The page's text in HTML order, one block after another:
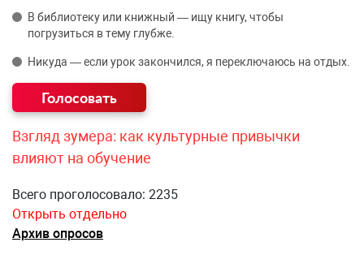
В библиотеку или книжный — ищу книгу, чтобы
погрузиться в тему глубже.
Никуда — если урок закончился, я переключаюсь на отдых.
Взгляд зумера: как культурные привычки
влияют на обучение
Всего проголосовало: 2235
Открыть отдельно
Архив опросов